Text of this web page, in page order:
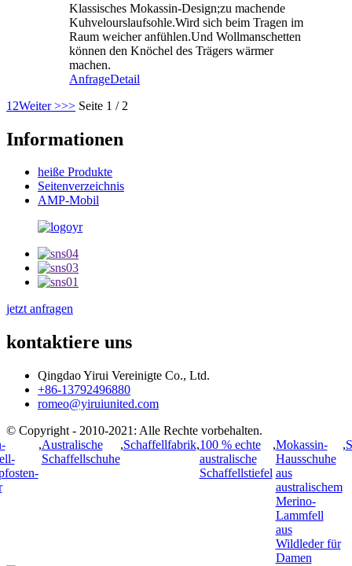
Klassisches Mokassin-Design;zu machende
Kuhvelourslaufsohle.Wird sich beim Tragen im
Raum weicher anfühlen.Und Wollmanschetten
können den Knöchel des Trägers wärmer
machen.
AnfrageDetail
1 2Weiter >>> Seite 1 / 2
Informationen
heiße Produkte
Seitenverzeichnis
AMP-Mobil
jetzt anfragen
kontaktiere uns
Qingdao Yirui Vereinigte Co., Ltd.
+86-13792496880
romeo@yiruiunited.com
© Copyright - 2010-2021: Alle Rechte vorbehalten.
,Australische
Schaffellschuhe
,Schaffellfabrik,100 % echte
australische
Schaffellstiefel
,Mokassin-
Hausschuhe
aus
australischem
Merino-
Lammfell
aus
Wildleder für
Damen
,